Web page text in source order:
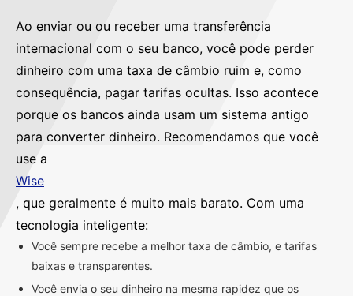
Ao enviar ou ou receber uma transferência
internacional com o seu banco, você pode perder
dinheiro com uma taxa de câmbio ruim e, como
consequência, pagar tarifas ocultas. Isso acontece
porque os bancos ainda usam um sistema antigo
para converter dinheiro. Recomendamos que você
use a
Wise
, que geralmente é muito mais barato. Com uma
tecnologia inteligente:
Você sempre recebe a melhor taxa de câmbio, e tarifas
baixas e transparentes.
Você envia o seu dinheiro na mesma rapidez que os